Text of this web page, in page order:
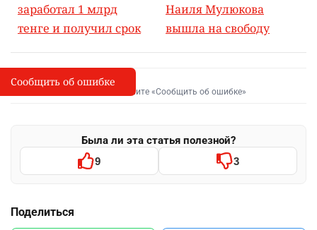
заработал 1 млрд
тенге и получил срок
Наиля Мулюкова
вышла на свободу
I
Сообщить об опечатке
Выделите фрагмент и нажмите «Сообщить об ошибке»
Была ли эта статья полезной?
9 3
Поделиться
Сообщить об ошибке